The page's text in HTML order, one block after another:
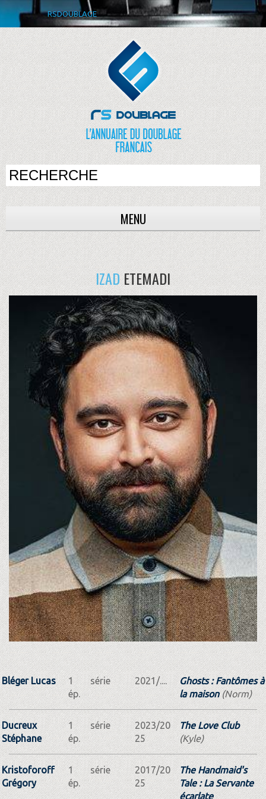
RSDOUBLAGE
MENU
IZADETEMADI
Bléger Lucas
1
ép.
série 2021/....
Ghosts : Fantômes à
la maison(Norm)
Ducreux
Stéphane
1
ép.
série
2023/20
25
The Love Club
(Kyle)
Kristoforoff
Grégory
1
ép.
série
2017/20
25
The Handmaid's
Tale : La Servante
écarlate